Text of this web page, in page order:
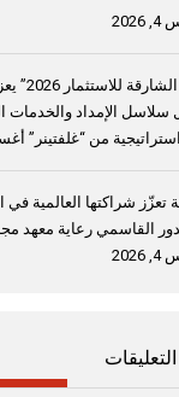
“منتدى
سلاسل الإمداد والخدمات
من “غلفتينر”
تعزّز شراكتها العالمية في
القاسمي رعاية معهد